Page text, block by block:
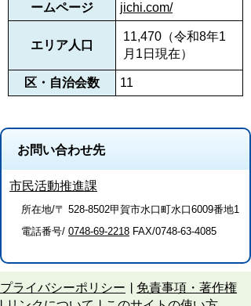
ームページ
jichi.com/
エリア人口
11,470（令和8年1
月1日現在）
区・自治会数 11
お問い合わせ先
市民活動推進課
所在地/〒 528-8502甲賀市水口町水口6009番地1
電話番号/ 0748-69-2218 FAX/0748-63-4085
プライバシーポリシー
免責事項・著作権